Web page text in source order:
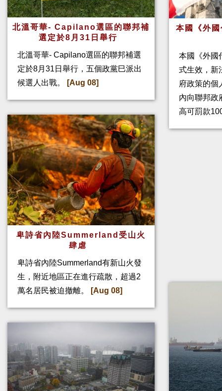
北溫哥華- Capilano選區的聯邦補
選定於8月31日舉行
北溫哥華- Capilano選區的聯邦補選
定於8月31日舉行，五個政黨巳派出
候選人出戰。
[Aug 08]
卑詩省內陸Summerland受山火
肆虐
卑詩省內陸Summerland有新山火發
生，附近地區正在進行疏散，超過2
萬名居民被迫撤離。
[Aug 08]
本國《外
本國《外國
式生效，新
府政策的個
內向聯邦政
高可罰款